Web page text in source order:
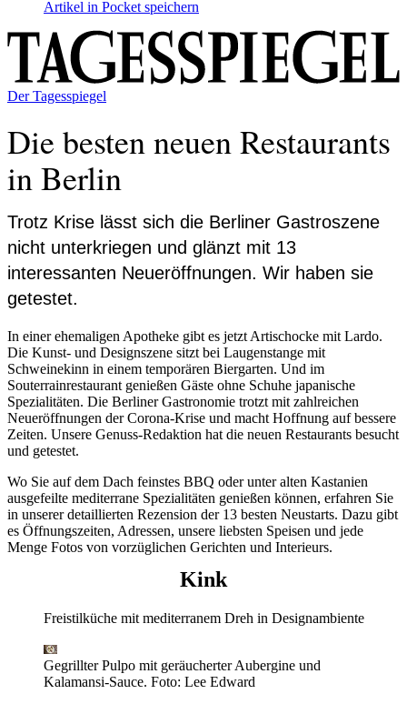
Artikel in Pocket speichern
Der Tagesspiegel
Die besten neuen Restaurants
in Berlin
Trotz Krise lässt sich die Berliner Gastroszene
nicht unterkriegen und glänzt mit 13
interessanten Neueröffnungen. Wir haben sie
getestet.
In einer ehemaligen Apotheke gibt es jetzt Artischocke mit Lardo.
Die Kunst- und Designszene sitzt bei Laugenstange mit
Schweinekinn in einem temporären Biergarten. Und im
Souterrainrestaurant genießen Gäste ohne Schuhe japanische
Spezialitäten. Die Berliner Gastronomie trotzt mit zahlreichen
Neueröffnungen der Corona-Krise und macht Hoffnung auf bessere
Zeiten. Unsere Genuss-Redaktion hat die neuen Restaurants besucht
und getestet.
Wo Sie auf dem Dach feinstes BBQ oder unter alten Kastanien
ausgefeilte mediterrane Spezialitäten genießen können, erfahren Sie
in unserer detaillierten Rezension der 13 besten Neustarts. Dazu gibt
es Öffnungszeiten, Adressen, unsere liebsten Speisen und jede
Menge Fotos von vorzüglichen Gerichten und Interieurs.
Kink
Freistilküche mit mediterranem Dreh in Designambiente
Gegrillter Pulpo mit geräucherter Aubergine und
Kalamansi-Sauce. Foto: Lee Edward